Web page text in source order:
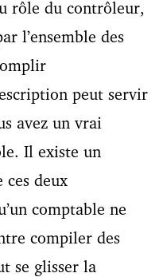
rôle du contrôleur,
l’ensemble des
peut servir
avez un vrai
Il existe un
ces deux
comptable ne
compiler des
se glisser la